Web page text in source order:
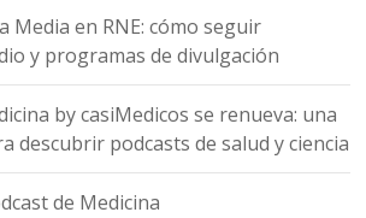
Media en RNE: cómo seguir
y programas de divulgación
by casiMedicos se renueva: una
descubrir podcasts de salud y ciencia
de Medicina